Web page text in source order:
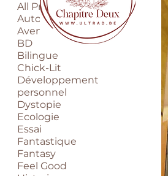
All Products
Auto-biographie
Aventure
BD
Bilingue
Chick-Lit
Développement
personnel
Dystopie
Ecologie
Essai
Fantastique
Fantasy
Feel Good